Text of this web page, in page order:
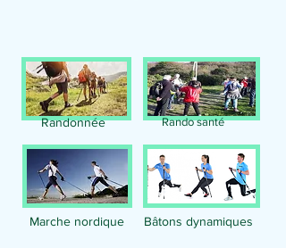
Randonnée Rando santé
Marche nordique Bâtons dynamiques